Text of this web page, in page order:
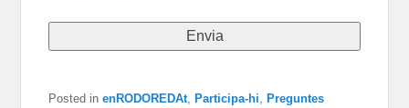
Posted in enRODOREDAt, Participa-hi, Preguntes